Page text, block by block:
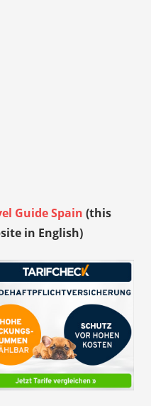
Guide Spain (this
in English)